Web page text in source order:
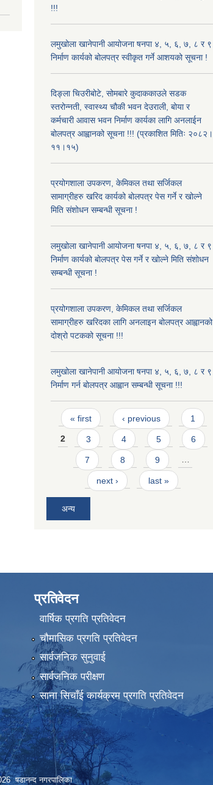
!!!
लमुखोला खानेपानी आयोजना षनपा ४, ५, ६, ७, ८ र ९
निर्माण कार्यको बोलपत्र स्वीकृत गर्ने आशयको सूचना !
दिङ्ला चिउरीबोटे, सोमबारे कुदाककाउले सडक
स्तरोन्नती, स्वास्थ्य चौकी भवन देउराली, बोया र
कर्मचारी आवास भवन निर्माण कार्यका लागि अनलाईन
बोलपत्र आह्वानको सूचना !!! (प्रकाशित मितिः २०८२।
११।१५)
प्रयोगशाला उपकरण, केमिकल तथा सर्जिकल
सामाग्रीहरु खरिद कार्यको बोलपत्र पेस गर्ने र खोल्ने
मिति संशोधन सम्बन्धी सूचना !
लमुखोला खानेपानी आयोजना षनपा ४, ५, ६, ७, ८ र ९
निर्माण कार्यको बोलपत्र पेस गर्ने र खोल्ने मिति संशोधन
सम्बन्धी सूचना !
प्रयोगशाला उपकरण, केमिकल तथा सर्जिकल
सामाग्रीहरु खरिदका लागि अनलाइन बोलपत्र आह्वानको
दोश्रो पटकको सूचना !!!
लमुखोला खानेपानी आयोजना षनपा ४, ५, ६, ७, ८ र ९
निर्माण गर्न बोलपत्र आह्वान सम्बन्धी सूचना !!!
Pages
« first ‹ previous 1
2 3 4 5 6
7 8 9 …
next › last »
अन्य
प्रतिवेदन
वार्षिक प्रगति प्रतिवेदन
चौमासिक प्रगति प्रतिवेदन
सार्वजनिक सुनुवाई
सार्वजनिक परीक्षण
साना सिचाँई कार्यक्रम प्रगति प्रतिवेदन
षडानन्द नगरपालिका